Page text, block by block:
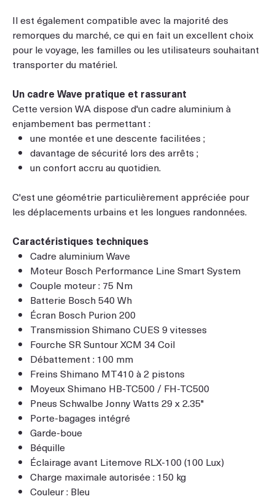
Il est également compatible avec la majorité des
remorques du marché, ce qui en fait un excellent choix
pour le voyage, les familles ou les utilisateurs souhaitant
transporter du matériel.
Un cadre Wave pratique et rassurant
Cette version WA dispose d'un cadre aluminium à
enjambement bas permettant :
une montée et une descente facilitées ;
davantage de sécurité lors des arrêts ;
un confort accru au quotidien.
C'est une géométrie particulièrement appréciée pour
les déplacements urbains et les longues randonnées.
Caractéristiques techniques
Cadre aluminium Wave
Moteur Bosch Performance Line Smart System
Couple moteur : 75 Nm
Batterie Bosch 540 Wh
Écran Bosch Purion 200
Transmission Shimano CUES 9 vitesses
Fourche SR Suntour XCM 34 Coil
Débattement : 100 mm
Freins Shimano MT410 à 2 pistons
Moyeux Shimano HB-TC500 / FH-TC500
Pneus Schwalbe Jonny Watts 29 x 2.35"
Porte-bagages intégré
Garde-boue
Béquille
Éclairage avant Litemove RLX-100 (100 Lux)
Charge maximale autorisée : 150 kg
Couleur : Bleu